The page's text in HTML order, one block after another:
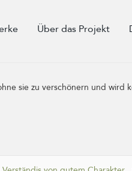
Über das Projekt
sie zu verschönern und